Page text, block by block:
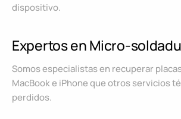
dispositivo.
Expertos en Micro-
Somos especialistas en recuperar
MacBook e iPhone que otros servicios
perdidos.